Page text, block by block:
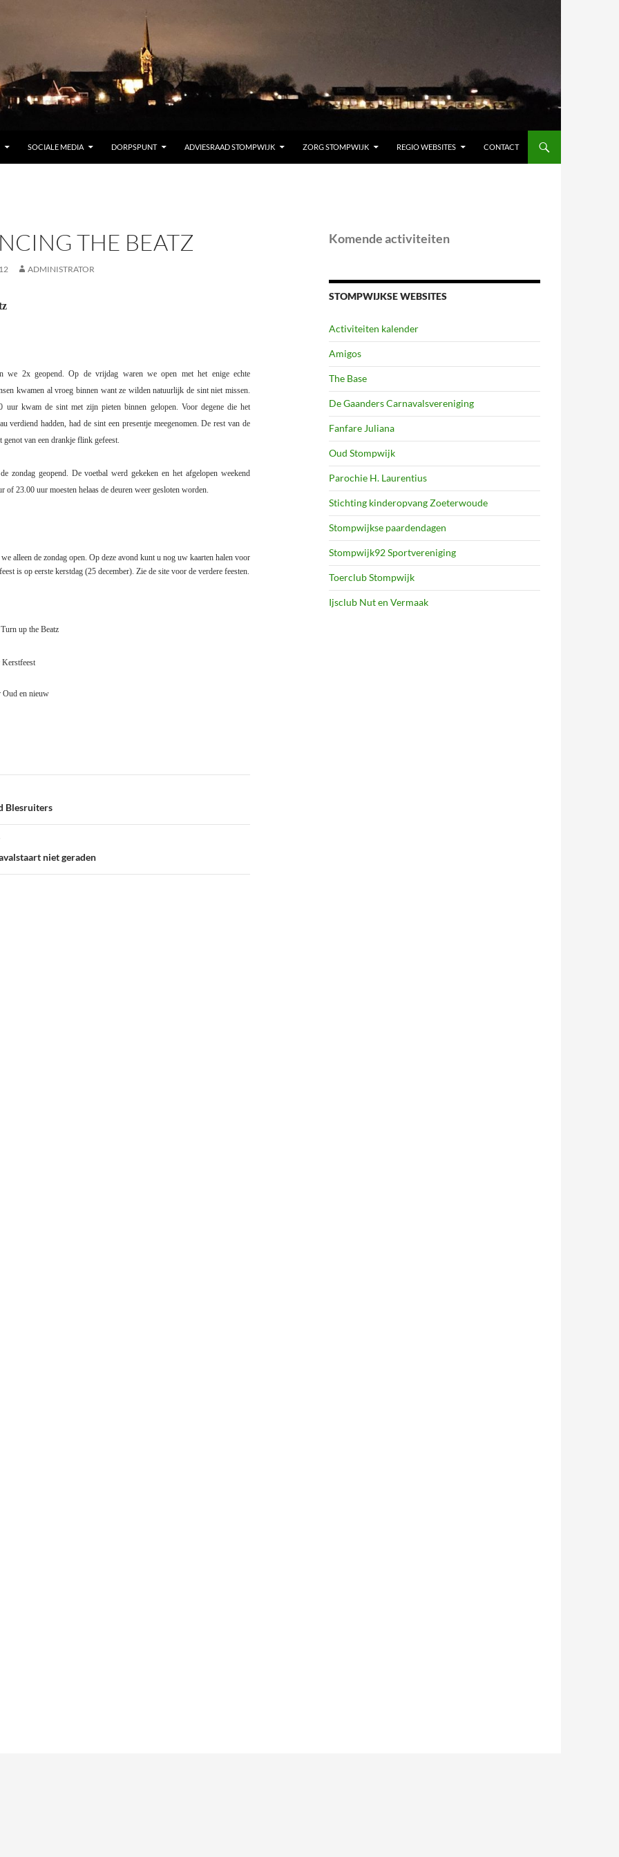
SOCIALE MEDIA DORPSPUNT ADVIESRAAD STOMPWIJK ZORG STOMPWIJK REGIO WEBSITES CONTACT
THE BEATZ
ADMINISTRATOR
we 2x geopend. Op de vrijdag waren we open met het enige echte
kwamen al vroeg binnen want ze wilden natuurlijk de sint niet missen.
uur kwam de sint met zijn pieten binnen gelopen. Voor degene die het
verdiend hadden, had de sint een presentje meegenomen. De rest van de
van een drankje flink gefeest.
zondag geopend. De voetbal werd gekeken en het afgelopen weekend
of 23.00 uur moesten helaas de deuren weer gesloten worden.
alleen de zondag open. Op deze avond kunt u nog uw kaarten halen voor
is op eerste kerstdag (25 december). Zie de site voor de verdere feesten.
up the Beatz
Kerstfeest
Oud en nieuw
Blesruiters
niet geraden
Komende activiteiten
STOMPWIJKSE WEBSITES
Activiteiten kalender
Amigos
The Base
De Gaanders Carnavalsvereniging
Fanfare Juliana
Oud Stompwijk
Parochie H. Laurentius
Stichting kinderopvang Zoeterwoude
Stompwijkse paardendagen
Stompwijk92 Sportvereniging
Toerclub Stompwijk
Ijsclub Nut en Vermaak